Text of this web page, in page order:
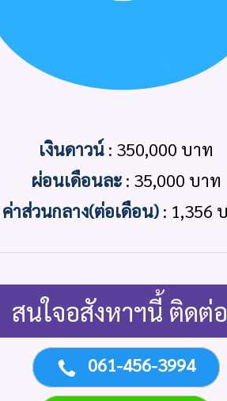
เงินดาวน์: 350,000 บาท
ผ่อนเดือนละ: 35,000 บาท
ค่าส่วนกลาง(ต่อเดือน) : 1,356
สนใจอสังหาฯนี้ ติด
061-456-3994